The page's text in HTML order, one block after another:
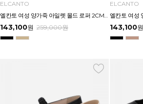
ELCANTO
엘칸토 여성 양가죽 아일렛 몰드 로퍼 2CM LCWC42U613
143,100원 259,000원
ELCANTO
143,100원